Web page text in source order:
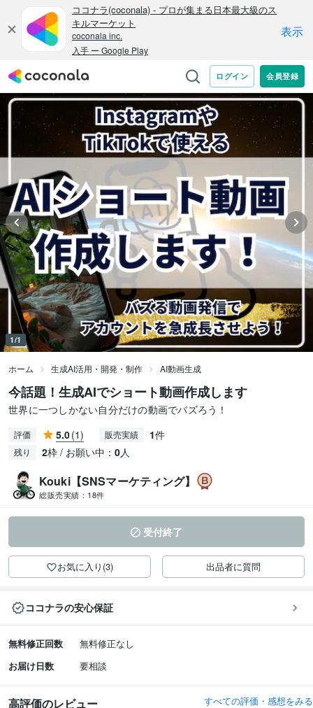
1/1
ホーム 生成AI活用・開発・制作 AI動画生成
今話題！生成AIでショート動画作成します
世界に一つしかない自分だけの動画でバズろう！
評価 5.0(1) 販売実績 1件
残り 2枠 / お願い中： 0人
Kouki【SNSマーケティング】
総販売実績： 18件
受付終了
お気に入り(3) 出品者に質問
ココナラの安心保証
無料修正回数
無料修正なし
お届け日数
要相談
高評価のレビュー すべての評価・感想をみる